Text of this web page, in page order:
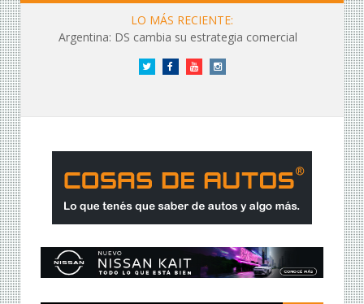
LO MÁS RECIENTE:
Argentina: DS cambia su estrategia comercial
Twitter FacebookYouTubeInstagram